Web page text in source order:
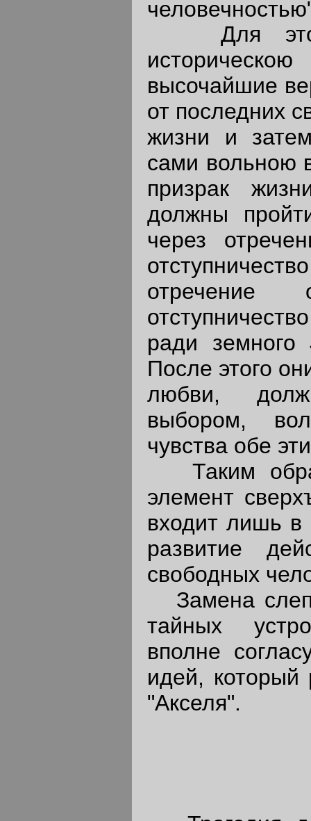
Для этого
высочайшие
от последних
жизни и
сами вольною
призрак
должны
через
отречение
ради земного
После этого
любви,
выбором,
чувства обе
Таким
элемент
входит лишь в
развитие
свободных
Замена
тайных
вполне
идей, который
"Акселя".